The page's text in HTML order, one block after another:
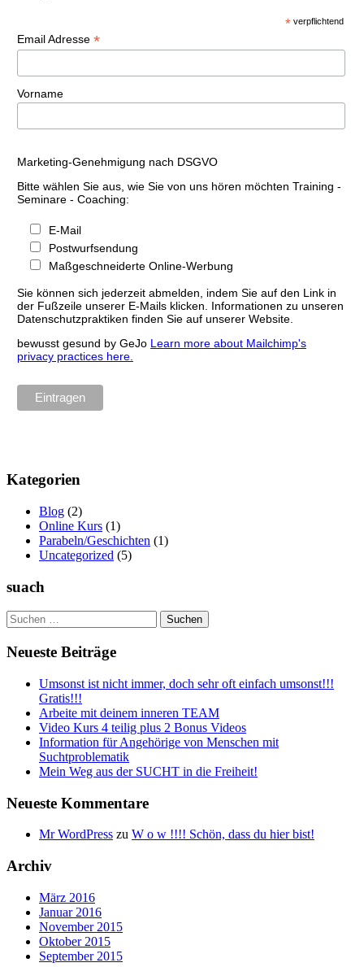
* verpflichtend
Email Adresse *
Vorname
Marketing-Genehmigung nach DSGVO
Bitte wählen Sie aus, wie Sie von uns hören möchten Training -
Seminare - Coaching:
E-Mail
Postwurfsendung
Maßgeschneiderte Online-Werbung
Sie können sich jederzeit abmelden, indem Sie auf den Link in
der Fußzeile unserer E-Mails klicken. Informationen zu unseren
Datenschutzpraktiken finden Sie auf unserer Website.
bewusst gesund by GeJo Learn more about Mailchimp's
privacy practices here.
Kategorien
Blog (2)
Online Kurs (1)
Parabeln/Geschichten (1)
Uncategorized (5)
suach
Suchen
nach:
Neueste Beiträge
Umsonst ist nicht immer, doch sehr oft einfach umsonst!!!
Gratis!!!
Arbeite mit deinem inneren TEAM
Video Kurs 4 teilig plus 2 Bonus Videos
Information für Angehörige von Menschen mit
Suchtproblematik
Mein Weg aus der SUCHT in die Freiheit!
Neueste Kommentare
Mr WordPress zu W o w !!!! Schön, dass du hier bist!
Archiv
März 2016
Januar 2016
November 2015
Oktober 2015
September 2015